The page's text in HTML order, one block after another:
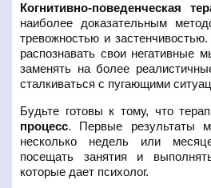
Когнитивно-поведенческая
наиболее доказательным
тревожностью и
распознавать свои негативные
заменять на более
сталкиваться с пугающими
Будьте готовы к тому, что
процесс. Первые результаты
несколько недель или
посещать занятия и
которые дает психолог.